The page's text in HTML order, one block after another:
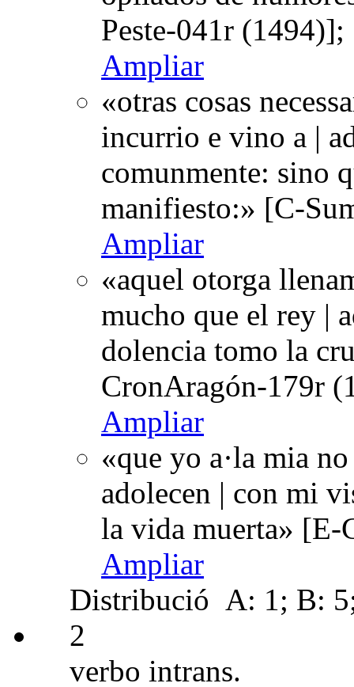
Peste-041r (1494)];
Ampliar
«otras cosas
incurrio e vino a |
comunmente: sino
manifiesto:» [C-
Ampliar
«aquel otorga
mucho que el rey |
dolencia tomo la
CronAragón-179r
Ampliar
«que yo a·la mia
adolecen | con mi
la vida muerta»
Ampliar
Distribució A: 1; B:
2
verbo intrans.